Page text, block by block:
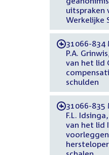
uitspraken
Werkelijke
-31066-834
P.A.
van het lid
schulden
-31066-835
F.L.
van het lid